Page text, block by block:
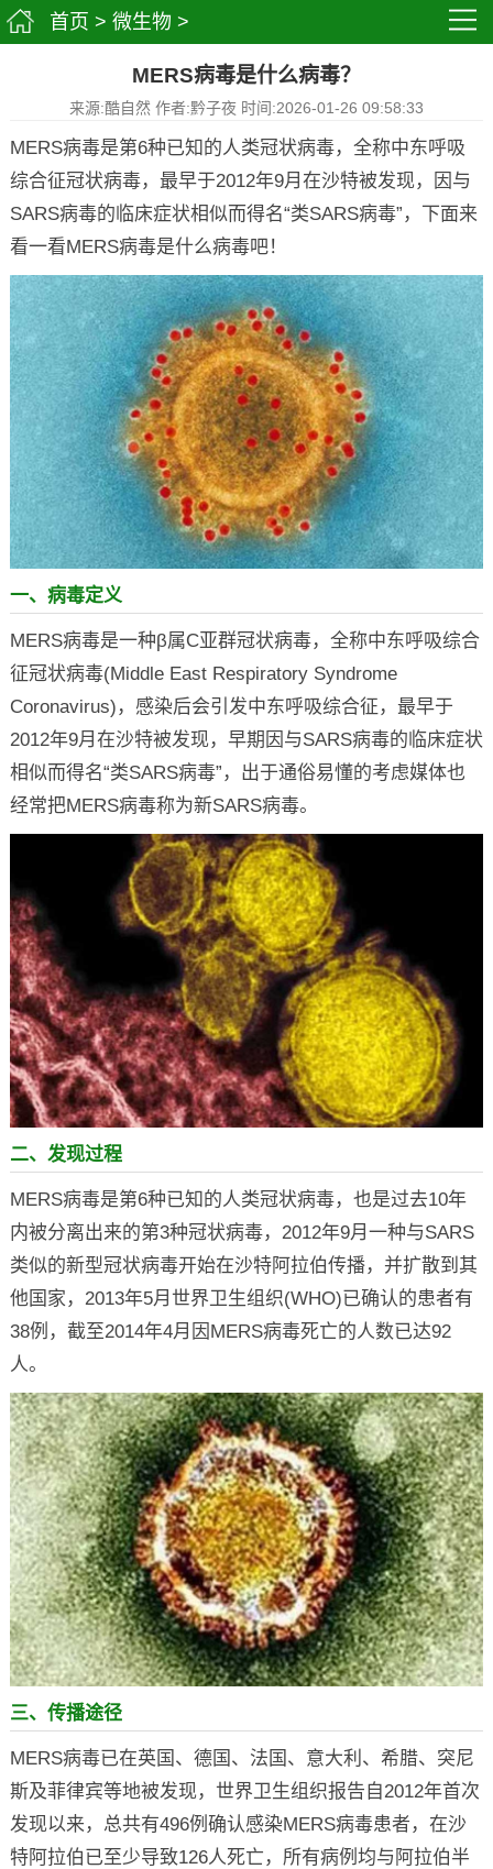
首页 > 微生物 >
MERS病毒是什么病毒？
来源:酷自然 作者:黔子夜 时间:2026-01-26 09:58:33
MERS病毒是第6种已知的人类冠状病毒，全称中东呼吸
综合征冠状病毒，最早于2012年9月在沙特被发现，因与
SARS病毒的临床症状相似而得名“类SARS病毒”，下面来
看一看MERS病毒是什么病毒吧！
一、病毒定义
MERS病毒是一种β属C亚群冠状病毒，全称中东呼吸综合
征冠状病毒(Middle East Respiratory Syndrome
Coronavirus)，感染后会引发中东呼吸综合征，最早于
2012年9月在沙特被发现，早期因与SARS病毒的临床症状
相似而得名“类SARS病毒”，出于通俗易懂的考虑媒体也
经常把MERS病毒称为新SARS病毒。
二、发现过程
MERS病毒是第6种已知的人类冠状病毒，也是过去10年
内被分离出来的第3种冠状病毒，2012年9月一种与SARS
类似的新型冠状病毒开始在沙特阿拉伯传播，并扩散到其
他国家，2013年5月世界卫生组织(WHO)已确认的患者有
38例，截至2014年4月因MERS病毒死亡的人数已达92
人。
三、传播途径
MERS病毒已在英国、德国、法国、意大利、希腊、突尼
斯及菲律宾等地被发现，世界卫生组织报告自2012年首次
发现以来，总共有496例确认感染MERS病毒患者，在沙
特阿拉伯已至少导致126人死亡，所有病例均与阿拉伯半